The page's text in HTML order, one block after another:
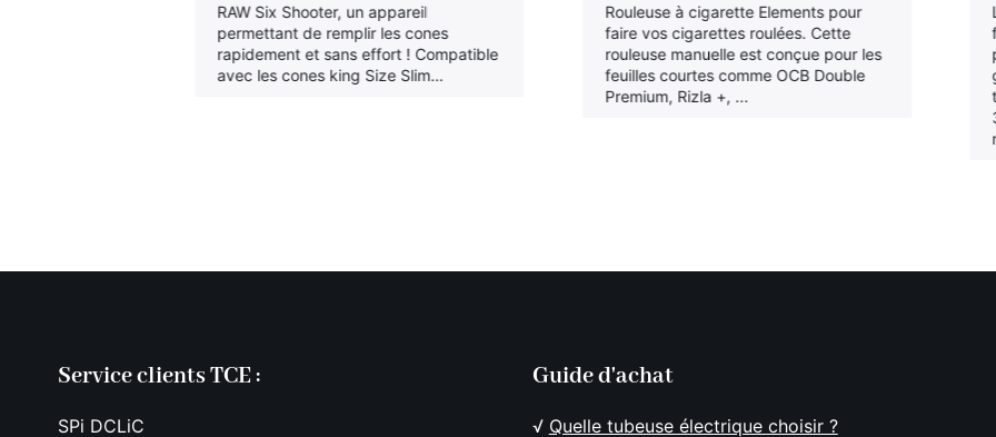
RAW Six Shooter, un appareil
permettant de remplir les cones
rapidement et sans effort ! Compatible
avec les cones king Size Slim…
Rouleuse à cigarette Elements pour
faire vos cigarettes roulées. Cette
rouleuse manuelle est conçue pour les
feuilles courtes comme OCB Double
Premium, Rizla +, ...
Service clients TCE :
SPi DCLiC
Guide d'achat
√ Quelle tubeuse électrique choisir ?